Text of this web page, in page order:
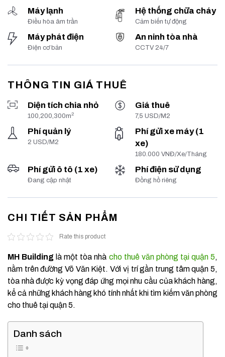
Máy lạnh
Điều hòa âm trần
Hệ thống chữa cháy
Cảm biến tự động
Máy phát điện
Điện cơ bản
An ninh tòa nhà
CCTV 24/7
THÔNG TIN GIÁ THUÊ
Diện tích chia nhỏ
100,200,300m2
Giá thuê
7,5 USD/M2
Phí quản lý
2 USD/M2
Phí gửi xe máy (1
xe)
180.000 VNĐ/Xe/Tháng
Phí gửi ô tô (1 xe)
Đang cập nhật
Phí điện sử dụng
Đồng hồ riêng
CHI TIẾT SẢN PHẨM
Rate this product
MH Building là một tòa nhà cho thuê văn phòng tại quận 5,
nằm trên đường Võ Văn Kiệt. Với vị trí gần trung tâm quận 5,
tòa nhà được kỳ vọng đáp ứng mọi nhu cầu của khách hàng,
kể cả những khách hàng khó tính nhất khi tìm kiếm văn phòng
cho thuê tại quận 5.
Danh sách